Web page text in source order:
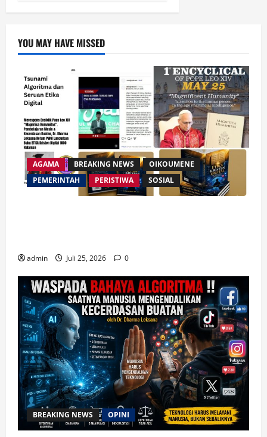
YOU MAY HAVE MISSED
AGAMA BREAKING NEWS
OIKOUMENE
PEMERINTAH
PERISTIWA SOSIAL
admin Juli 25, 2026 0
BREAKING NEWS OPINI